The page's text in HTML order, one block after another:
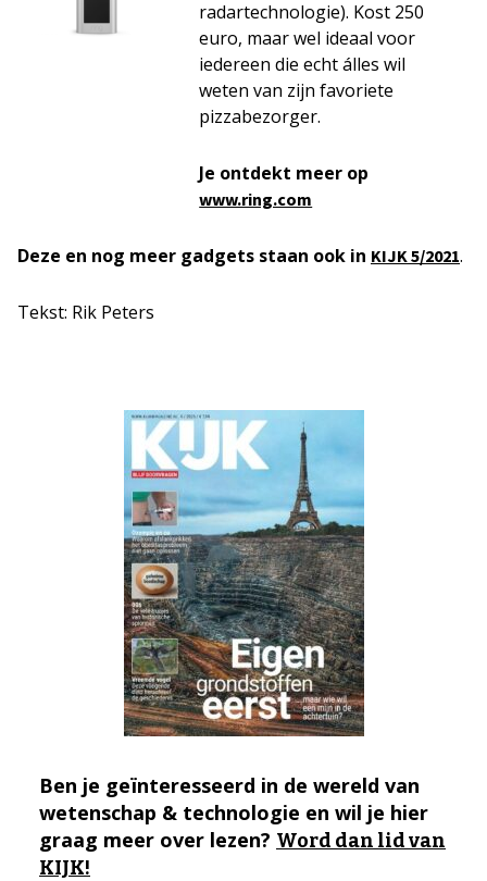
radartechnologie). Kost 250
euro, maar wel ideaal voor
iedereen die echt álles wil
weten van zijn favoriete
pizzabezorger.
Je ontdekt meer op
www.ring.com
Deze en nog meer gadgets staan ook in KIJK 5/2021.
Tekst: Rik Peters
Ben je geïnteresseerd in de wereld van
wetenschap & technologie en wil je hier
graag meer over lezen? Word dan lid van
KIJK!